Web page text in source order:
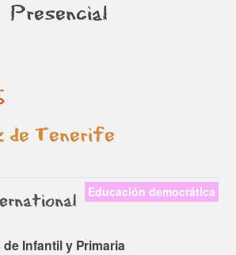
Presencial
de Tenerife
Educación democrática
Infantil y Primaria